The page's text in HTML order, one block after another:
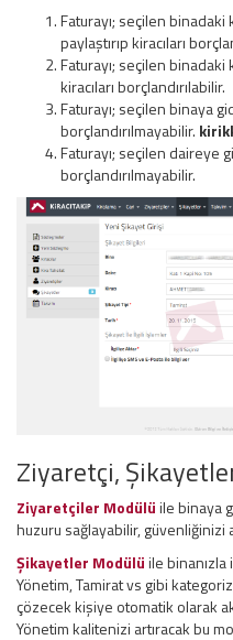
Faturayı; seçilen binadaki
paylaştırıp kiracıları
Faturayı; seçilen binadaki
kiracıları borçlandırılabilir.
Faturayı; seçilen binaya
borçlandırılmayabilir.
Faturayı; seçilen daireye
borçlandırılmayabilir.
Ziyaretçi,
Ziyaretçiler Modülüile binaya
huzuru sağlayabilir, güvenliğinizi
Şikayetler Modülüile
Yönetim, Tamirat vs gibi
çözecek kişiye otomatik olarak
Yönetim kalitenizi artıracak bu